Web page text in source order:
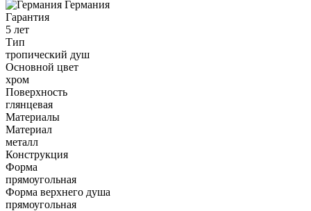
Германия
Гарантия
5 лет
Тип
тропический душ
Основной цвет
хром
Поверхность
глянцевая
Материалы
Материал
металл
Конструкция
Форма
прямоугольная
Форма верхнего душа
прямоугольная